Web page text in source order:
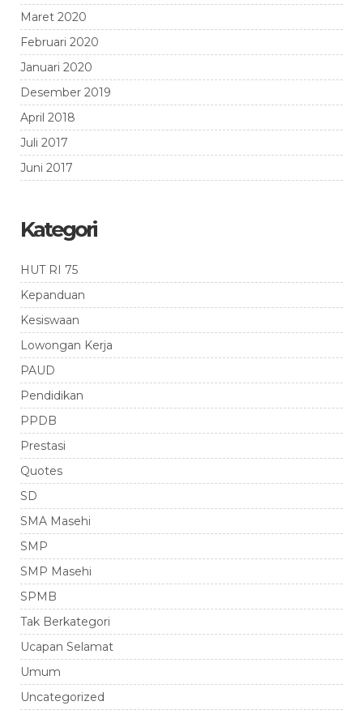
Maret 2020
Februari 2020
Januari 2020
Desember 2019
April 2018
Juli 2017
Juni 2017
Kategori
HUT RI 75
Kepanduan
Kesiswaan
Lowongan Kerja
PAUD
Pendidikan
PPDB
Prestasi
Quotes
SD
SMA Masehi
SMP
SMP Masehi
SPMB
Tak Berkategori
Ucapan Selamat
Umum
Uncategorized